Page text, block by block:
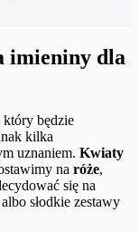
imieniny dla
będzie
kilka
uznaniem. Kwiaty
na róże,
się na
słodkie zestawy